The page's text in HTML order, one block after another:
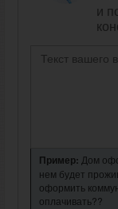
и
Пример: Дом
нем будет
оформить
оплачивать??